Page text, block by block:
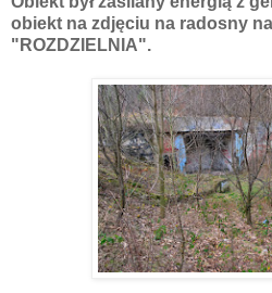
obiekt na zdjęciu na radosny
"ROZDZIELNIA".